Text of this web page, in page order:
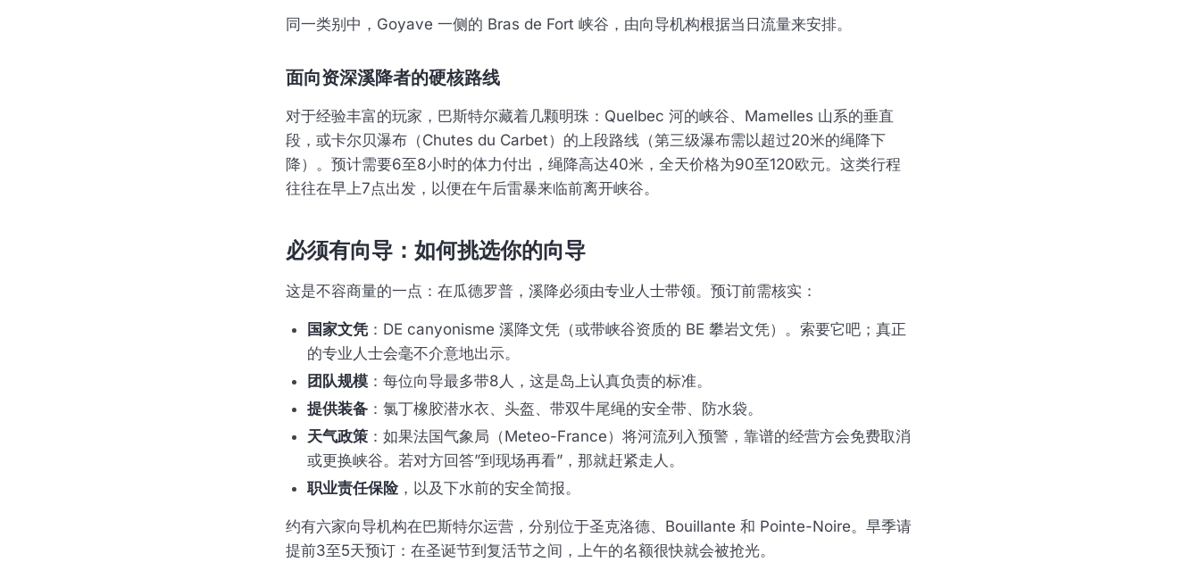
同一类别中，Goyave 一侧的 Bras de Fort 峡谷，由向导机构根据当日流量来安排。
面向资深溪降者的硬核路线
对于经验丰富的玩家，巴斯特尔藏着几颗明珠：Quelbec 河的峡谷、Mamelles 山系的垂直
段，或卡尔贝瀑布（Chutes du Carbet）的上段路线（第三级瀑布需以超过20米的绳降下
降）。预计需要6至8小时的体力付出，绳降高达40米，全天价格为90至120欧元。这类行程
往往在早上7点出发，以便在午后雷暴来临前离开峡谷。
必须有向导：如何挑选你的向导
这是不容商量的一点：在瓜德罗普，溪降必须由专业人士带领。预订前需核实：
国家文凭 ：DE canyonisme 溪降文凭（或带峡谷资质的 BE 攀岩文凭）。索要它吧；真正
的专业人士会毫不介意地出示。
团队规模 ：每位向导最多带8人，这是岛上认真负责的标准。
提供装备 ：氯丁橡胶潜水衣、头盔、带双牛尾绳的安全带、防水袋。
天气政策 ：如果法国气象局（Meteo-France）将河流列入预警，靠谱的经营方会免费取消
或更换峡谷。若对方回答”到现场再看”，那就赶紧走人。
职业责任保险，以及下水前的安全简报。
约有六家向导机构在巴斯特尔运营，分别位于圣克洛德、Bouillante 和 Pointe-Noire。旱季请
提前3至5天预订：在圣诞节到复活节之间，上午的名额很快就会被抢光。